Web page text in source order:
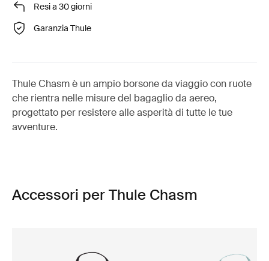
Resi a 30 giorni
Garanzia Thule
Thule Chasm è un ampio borsone da viaggio con ruote
che rientra nelle misure del bagaglio da aereo,
progettato per resistere alle asperità di tutte le tue
avventure.
Accessori per Thule Chasm